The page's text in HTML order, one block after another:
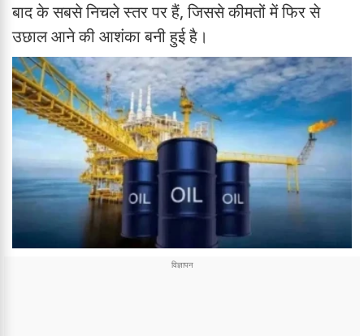
बाद के सबसे निचले स्तर पर हैं, जिससे कीमतों में फिर से
उछाल आने की आशंका बनी हुई है।